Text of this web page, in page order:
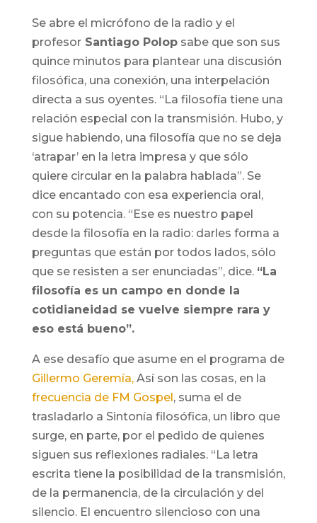
Se abre el micrófono de la radio y el
profesorSantiago Polopsabe que son sus
quince minutos para plantear una discusión
filosófica, una conexión, una interpelación
directa a sus oyentes. “La filosofía tiene una
relación especial con la transmisión. Hubo, y
sigue habiendo, una filosofía que no se deja
‘atrapar’ en la letra impresa y que sólo
quiere circular en la palabra hablada”. Se
dice encantado con esa experiencia oral,
con su potencia. “Ese es nuestro papel
desde la filosofía en la radio: darles forma a
preguntas que están por todos lados, sólo
que se resisten a ser enunciadas”, dice. “La
filosofía es un campo en donde la
cotidianeidad se vuelve siempre rara y
eso está bueno”.
A ese desafío que asume en el programa de
Gillermo Geremía,Así son las cosas, en la
frecuencia de FM Gospel , suma el de
trasladarlo a Sintonía filosófica,un libro que
surge, en parte, por el pedido de quienes
siguen sus reflexiones radiales. “La letra
escrita tiene la posibilidad de la transmisión,
de la permanencia, de la circulación y del
silencio. El encuentro silencioso con una